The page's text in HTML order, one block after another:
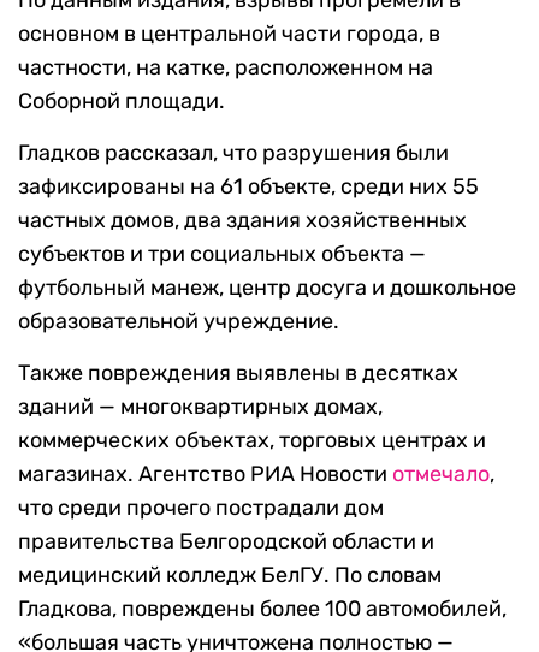
основном в центральной части города, в
частности, на катке, расположенном на
Соборной площади.
Гладков рассказал, что разрушения были
зафиксированы на 61 объекте, среди них 55
частных домов, два здания хозяйственных
субъектов и три социальных объекта —
футбольный манеж, центр досуга и дошкольное
образовательной учреждение.
Также повреждения выявлены в десятках
зданий — многоквартирных домах,
коммерческих объектах, торговых центрах и
магазинах. Агентство РИА Новости отмечало,
что среди прочего пострадали дом
правительства Белгородской области и
медицинский колледж БелГУ. По словам
Гладкова, повреждены более 100 автомобилей,
«большая часть уничтожена полностью —